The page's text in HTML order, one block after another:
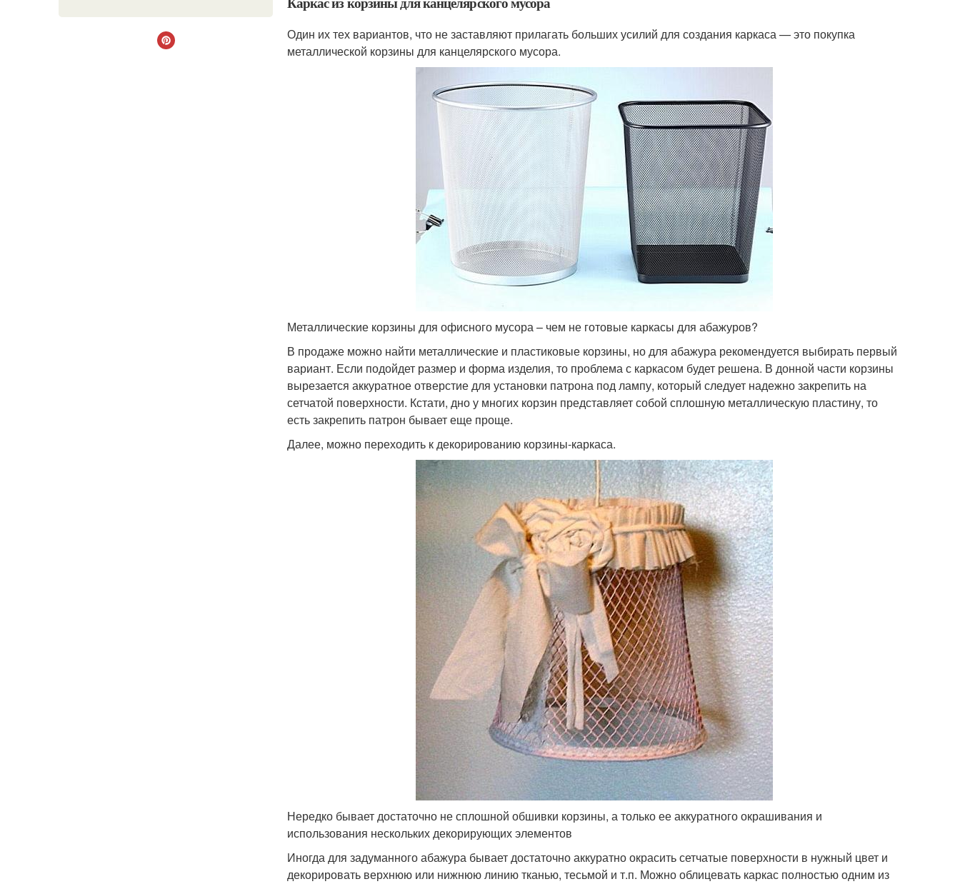
Один их тех вариантов, что не заставляют прилагать больших усилий для создания каркаса — это покупка
металлической корзины для канцелярского мусора.
Металлические корзины для офисного мусора – чем не готовые каркасы для абажуров?
В продаже можно найти металлические и пластиковые корзины, но для абажура рекомендуется выбирать первый
вариант. Если подойдет размер и форма изделия, то проблема с каркасом будет решена. В донной части корзины
вырезается аккуратное отверстие для установки патрона под лампу, который следует надежно закрепить на
сетчатой поверхности. Кстати, дно у многих корзин представляет собой сплошную металлическую пластину, то
есть закрепить патрон бывает еще проще.
Далее, можно переходить к декорированию корзины-каркаса.
Нередко бывает достаточно не сплошной обшивки корзины, а только ее аккуратного окрашивания и
использования нескольких декорирующих элементов
Иногда для задуманного абажура бывает достаточно аккуратно окрасить сетчатые поверхности в нужный цвет и
декорировать верхнюю или нижнюю линию тканью, тесьмой и т.п. Можно облицевать каркас полностью одним из